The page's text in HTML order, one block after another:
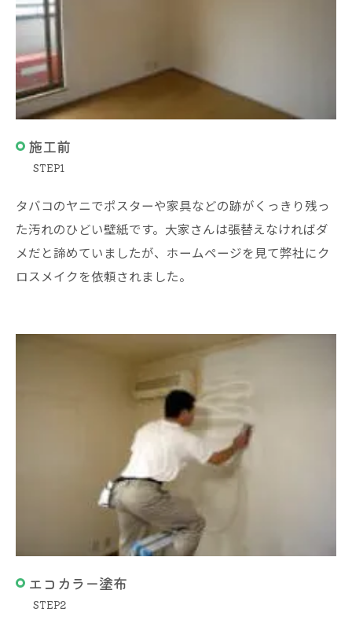
施工前
STEP1
タバコのヤニでポスターや家具などの跡がくっきり残っ
た汚れのひどい壁紙です。大家さんは張替えなければダ
メだと諦めていましたが、ホームページを見て弊社にク
ロスメイクを依頼されました。
エコカラー塗布
STEP2